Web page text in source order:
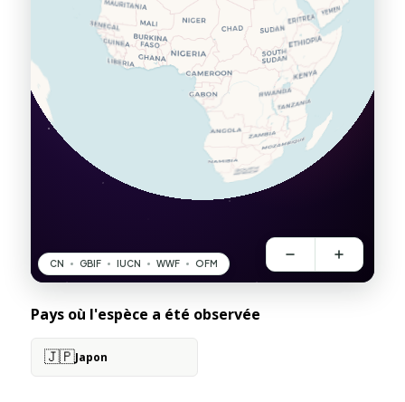
Pays où l'espèce a été observée
🇯🇵Japon